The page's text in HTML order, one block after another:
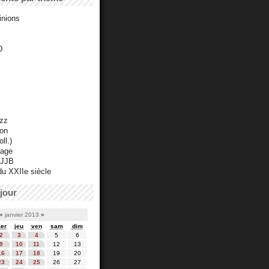
XXIIe siècle
janvier 2013 »
jeu ven sam
dim
3 4 5
6
10 11 12
13
17 18 19
20
24 25 26
27